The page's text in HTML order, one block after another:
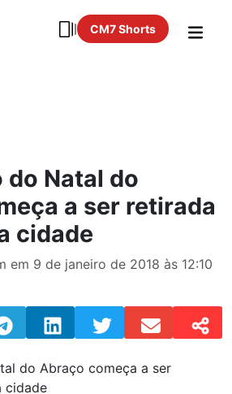
CM7 Shorts
do Natal do
a ser retirada
cidade
em 9 de janeiro de 2018 às 12:10